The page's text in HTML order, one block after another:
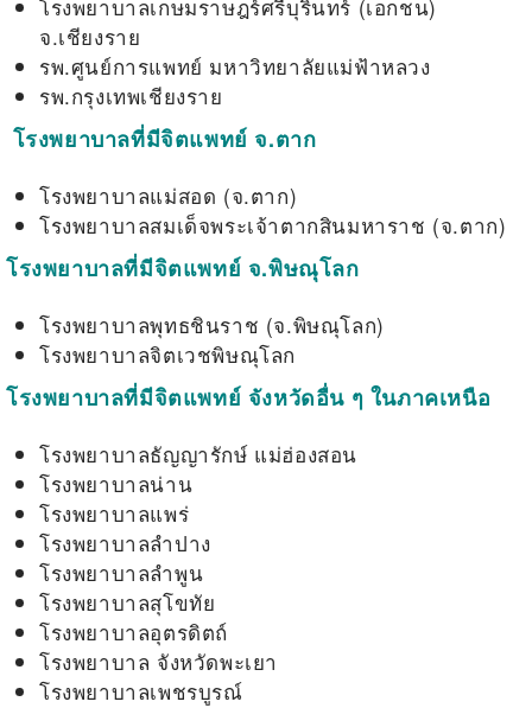
โรงพยาบาลเกษมราษฎร์ศรีบุรินทร์ (เอกชน)
จ.เชียงราย
รพ.ศูนย์การแพทย์ มหาวิทยาลัยแม่ฟ้าหลวง
รพ.กรุงเทพเชียงราย
โรงพยาบาลที่มีจิตแพทย์ จ.ตาก
โรงพยาบาลแม่สอด (จ.ตาก)
โรงพยาบาลสมเด็จพระเจ้าตากสินมหาราช (จ.ตาก)
โรงพยาบาลที่มีจิตแพทย์ จ.พิษณุโลก
โรงพยาบาลพุทธชินราช (จ.พิษณุโลก)
โรงพยาบาลจิตเวชพิษณุโลก
โรงพยาบาลที่มีจิตแพทย์ จังหวัดอื่น ๆ ในภาคเหนือ
โรงพยาบาลธัญญารักษ์ แม่ฮ่องสอน
โรงพยาบาลน่าน
โรงพยาบาลแพร่
โรงพยาบาลลำปาง
โรงพยาบาลลำพูน
โรงพยาบาลสุโขทัย
โรงพยาบาลอุตรดิตถ์
โรงพยาบาล จังหวัดพะเยา
โรงพยาบาลเพชรบูรณ์